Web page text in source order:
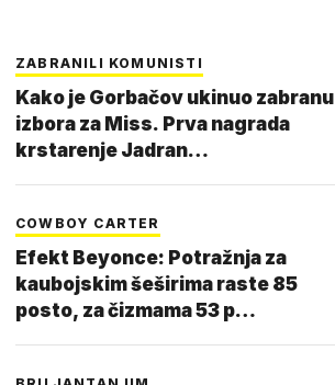
ZABRANILI KOMUNISTI
Kako je Gorbačov ukinuo zabranu
izbora za Miss. Prva nagrada
krstarenje Jadran…
COWBOY CARTER
Efekt Beyonce: Potražnja za
kaubojskim šeširima raste 85
posto, za čizmama 53 p…